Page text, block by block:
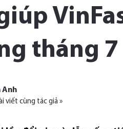
tháng 7
Anh
viết cùng tác giả »